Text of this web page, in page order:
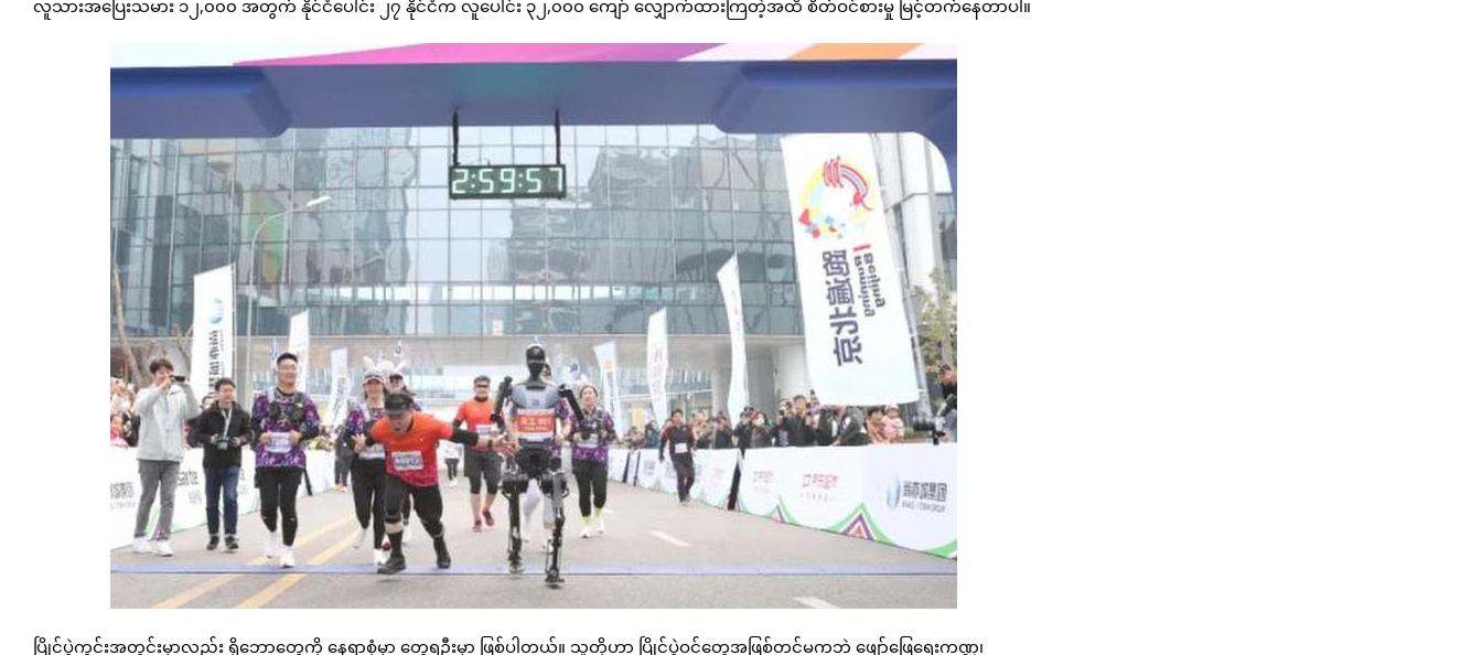
လူသားအပြေးသမား ၁၂,၀၀၀ အတွက် နိုင်ငံပေါင်း ၂၇ နိုင်ငံက လူပေါင်း ၃၂,၀၀၀ ကျော် လျှောက်ထားကြတဲ့အထိ စိတ်ဝင်စားမှု မြင့်တက်နေတာပါ။
ပြိုင်ပွဲကွင်းအတွင်းမှာလည်း ရိုဘော့တွေကို နေရာစုံမှာ တွေ့ရဦးမှာ ဖြစ်ပါတယ်။ သူတို့ဟာ ပြိုင်ပွဲဝင်တွေအဖြစ်တင်မကဘဲ ဖျော်ဖြေရေးကဏ္ဍ၊